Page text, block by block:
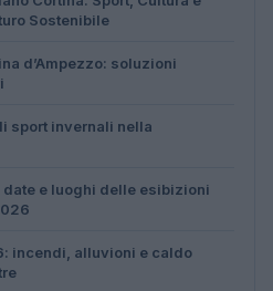
Sostenibile
d’Ampezzo: soluzioni
sport invernali nella
date e luoghi delle esibizioni
incendi, alluvioni e caldo